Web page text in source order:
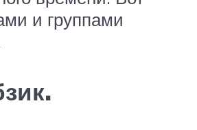
и группами